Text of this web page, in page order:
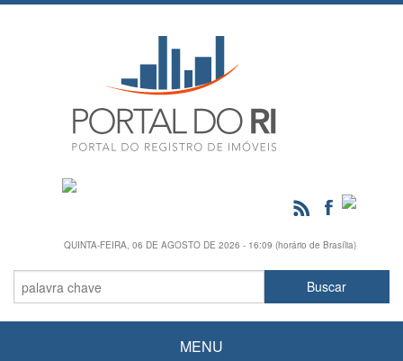
QUINTA-FEIRA, 06 DE AGOSTO DE 2026 - 16:09 (horário de Brasília)
MENU